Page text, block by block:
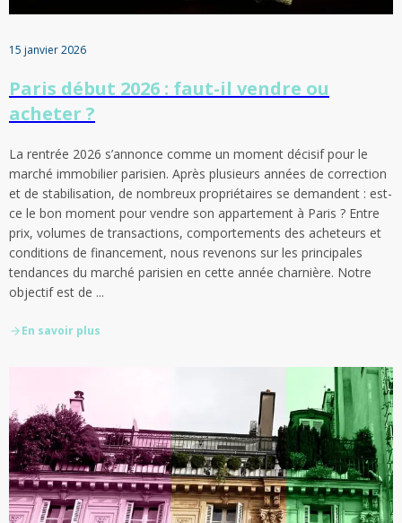
15 janvier 2026
Paris début 2026 : faut-il vendre ou
acheter ?
La rentrée 2026 s’annonce comme un moment décisif pour le
marché immobilier parisien. Après plusieurs années de correction
et de stabilisation, de nombreux propriétaires se demandent : est-
ce le bon moment pour vendre son appartement à Paris ? Entre
prix, volumes de transactions, comportements des acheteurs et
conditions de financement, nous revenons sur les principales
tendances du marché parisien en cette année charnière. Notre
objectif est de ...
En savoir plus